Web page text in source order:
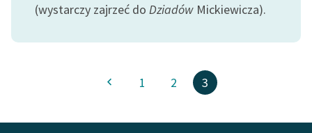
sprawozdania finansowe
Regulamin darowizn
(wystarczy zajrzeć do Dziadów Mickiewicza).
1 2 3